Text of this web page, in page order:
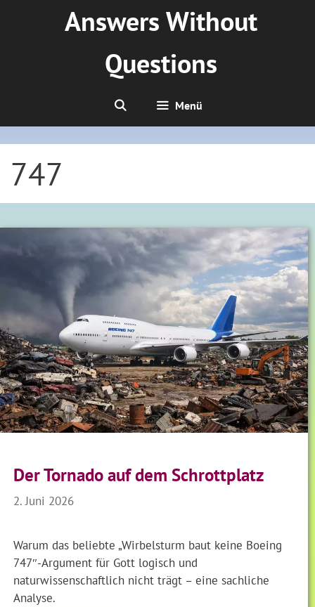
Answers Without
Questions
Menü
747
Der Tornado auf dem Schrottplatz
2. Juni 2026
Warum das beliebte „Wirbelsturm baut keine Boeing
747″-Argument für Gott logisch und
naturwissenschaftlich nicht trägt – eine sachliche
Analyse.